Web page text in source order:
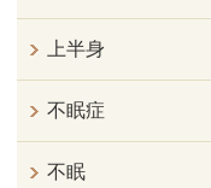
上半身
不眠症
不眠